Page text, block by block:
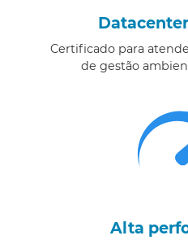
Certificado para
de gestão
Alta